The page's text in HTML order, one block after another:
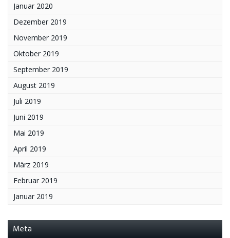
Januar 2020
Dezember 2019
November 2019
Oktober 2019
September 2019
August 2019
Juli 2019
Juni 2019
Mai 2019
April 2019
März 2019
Februar 2019
Januar 2019
Meta